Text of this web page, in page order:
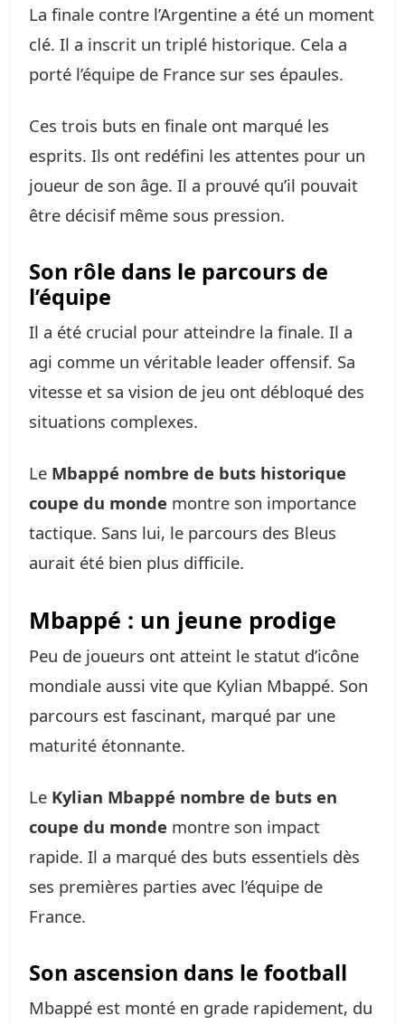
La finale contre l’Argentine a été un moment
clé. Il a inscrit un triplé historique. Cela a
porté l’équipe de France sur ses épaules.
Ces trois buts en finale ont marqué les
esprits. Ils ont redéfini les attentes pour un
joueur de son âge. Il a prouvé qu’il pouvait
être décisif même sous pression.
Son rôle dans le parcours de
l’équipe
Il a été crucial pour atteindre la finale. Il a
agi comme un véritable leader offensif. Sa
vitesse et sa vision de jeu ont débloqué des
situations complexes.
Le Mbappé nombre de buts historique
coupe du monde montre son importance
tactique. Sans lui, le parcours des Bleus
aurait été bien plus difficile.
Mbappé : un jeune prodige
Peu de joueurs ont atteint le statut d’icône
mondiale aussi vite que Kylian Mbappé. Son
parcours est fascinant, marqué par une
maturité étonnante.
Le Kylian Mbappé nombre de buts en
coupe du monde montre son impact
rapide. Il a marqué des buts essentiels dès
ses premières parties avec l’équipe de
France.
Son ascension dans le football
Mbappé est monté en grade rapidement, du